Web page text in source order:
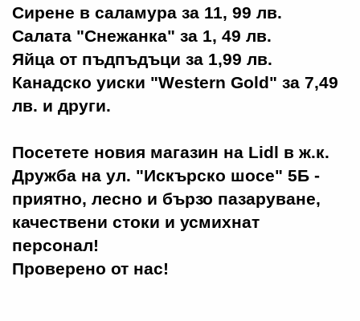
Сирене в саламура за 11, 99 лв.
Салата "Снежанка" за 1, 49 лв.
Яйца от пъдпъдъци за 1,99 лв.
Канадско уиски "Western Gold" за 7,49
лв. и други.
Посетете новия магазин на Lidl в ж.к.
Дружба на ул. "Искърско шосе" 5Б -
приятно, лесно и бързо пазаруване,
качествени стоки и усмихнат
персонал!
Проверено от нас!